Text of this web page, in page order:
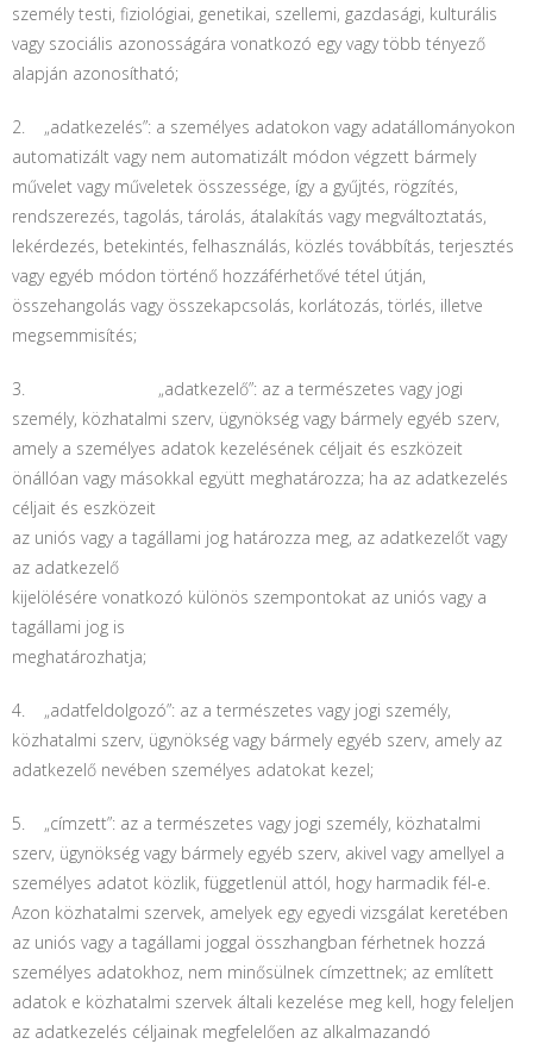
személy testi, fiziológiai, genetikai, szellemi, gazdasági, kulturális
vagy szociális azonosságára vonatkozó egy vagy több tényező
alapján azonosítható;
2. „adatkezelés”: a személyes adatokon vagy adatállományokon
automatizált vagy nem automatizált módon végzett bármely
művelet vagy műveletek összessége, így a gyűjtés, rögzítés,
rendszerezés, tagolás, tárolás, átalakítás vagy megváltoztatás,
lekérdezés, betekintés, felhasználás, közlés továbbítás, terjesztés
vagy egyéb módon történő hozzáférhetővé tétel útján,
összehangolás vagy összekapcsolás, korlátozás, törlés, illetve
megsemmisítés;
3. „adatkezelő”: az a természetes vagy jogi
személy, közhatalmi szerv, ügynökség vagy bármely egyéb szerv,
amely a személyes adatok kezelésének céljait és eszközeit
önállóan vagy másokkal együtt meghatározza; ha az adatkezelés
céljait és eszközeit
az uniós vagy a tagállami jog határozza meg, az adatkezelőt vagy
az adatkezelő
kijelölésére vonatkozó különös szempontokat az uniós vagy a
tagállami jog is
meghatározhatja;
4. „adatfeldolgozó”: az a természetes vagy jogi személy,
közhatalmi szerv, ügynökség vagy bármely egyéb szerv, amely az
adatkezelő nevében személyes adatokat kezel;
5. „címzett”: az a természetes vagy jogi személy, közhatalmi
szerv, ügynökség vagy bármely egyéb szerv, akivel vagy amellyel a
személyes adatot közlik, függetlenül attól, hogy harmadik fél-e.
Azon közhatalmi szervek, amelyek egy egyedi vizsgálat keretében
az uniós vagy a tagállami joggal összhangban férhetnek hozzá
személyes adatokhoz, nem minősülnek címzettnek; az említett
adatok e közhatalmi szervek általi kezelése meg kell, hogy feleljen
az adatkezelés céljainak megfelelően az alkalmazandó